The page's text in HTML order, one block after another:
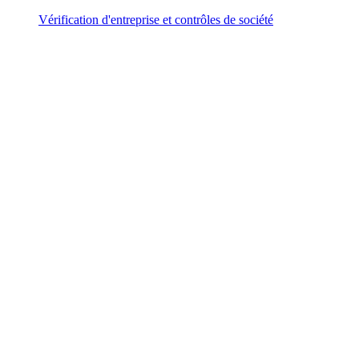
Vérification d'entreprise et contrôles de société